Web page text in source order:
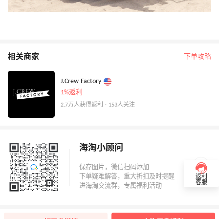
相关商家 下单攻略
J.Crew Factory
1%返利
2.7万人获得返利 · 153人关注
海淘小顾问
返利
客服